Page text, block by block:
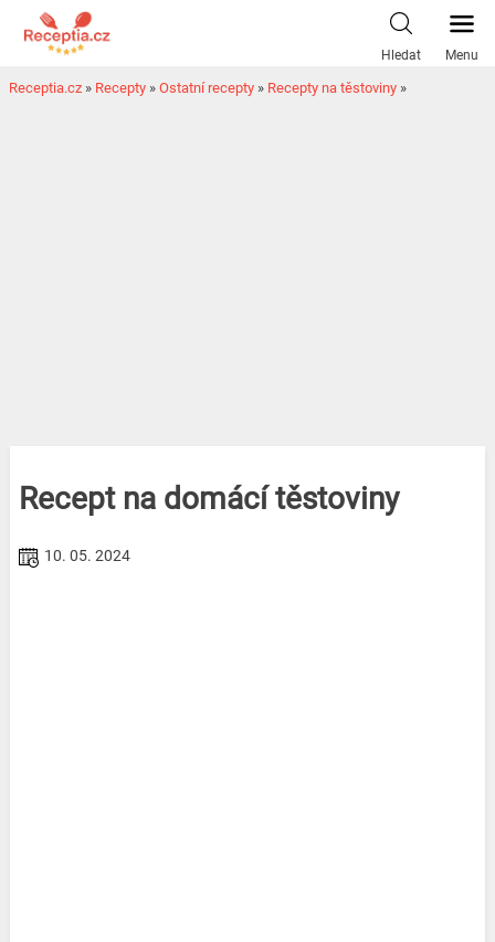
Hledat Menu
Receptia.cz » Recepty » Ostatní recepty » Recepty na těstoviny »
Recept na domácí těstoviny
10. 05. 2024